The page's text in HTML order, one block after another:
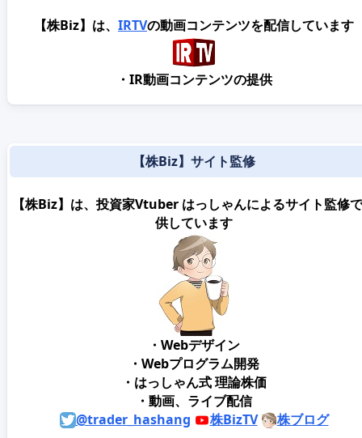
【株Biz】は、 IRTVの動画コンテンツを配信しています
・IR動画コンテンツの提供
【株Biz】サイト監修
【株Biz】は、投資家Vtuber はっしゃんによるサイト監修
供しています
・Webデザイン
・Webプログラム開発
・はっしゃん式 理論株価
・動画、ライブ配信
@trader_hashang
株BizTV 株ブログ